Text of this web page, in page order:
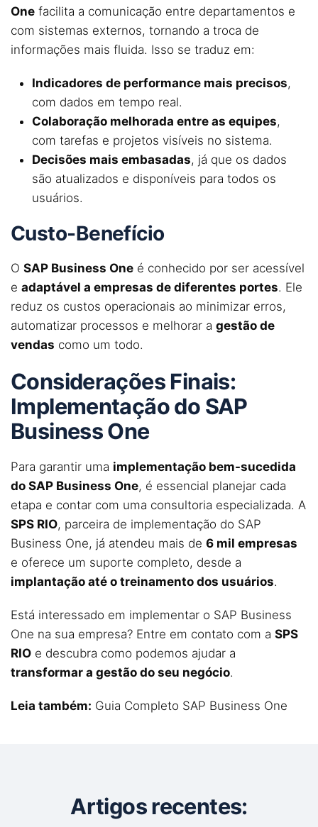
One facilita a comunicação entre departamentos e
com sistemas externos, tornando a troca de
informações mais fluida. Isso se traduz em:
Indicadores de performance mais precisos,
com dados em tempo real.
Colaboração melhorada entre as equipes,
com tarefas e projetos visíveis no sistema.
Decisões mais embasadas, já que os dados
são atualizados e disponíveis para todos os
usuários.
Custo-Benefício
O SAP Business One é conhecido por ser acessível
e adaptável a empresas de diferentes portes. Ele
reduz os custos operacionais ao minimizar erros,
automatizar processos e melhorar a gestão de
vendas como um todo.
Considerações Finais:
Implementação do SAP
Business One
Para garantir uma implementação bem-sucedida
do SAP Business One, é essencial planejar cada
etapa e contar com uma consultoria especializada. A
SPS RIO, parceira de implementação do SAP
Business One, já atendeu mais de 6 mil empresas
e oferece um suporte completo, desde a
implantação até o treinamento dos usuários.
Está interessado em implementar o SAP Business
One na sua empresa? Entre em contato com a SPS
RIO e descubra como podemos ajudar a
transformar a gestão do seu negócio.
Leia também: Guia Completo SAP Business One
Artigos recentes: